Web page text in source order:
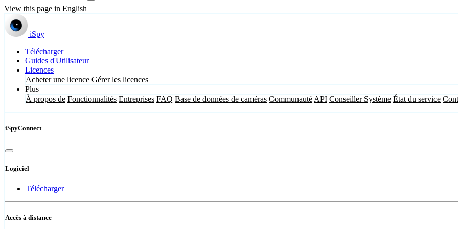
View this page in English
iSpy
Télécharger
Guides d'Utilisateur
Licences
Acheter une licence Gérer les licences
Plus
À propos de Fonctionnalités Entreprises FAQ Base de données de caméras Communauté API Conseiller Système État du service
iSpyConnect
Logiciel
Télécharger
Accès à distance